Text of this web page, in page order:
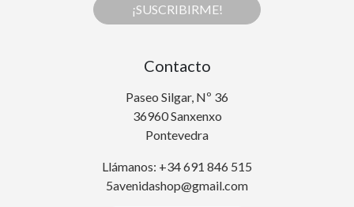
¡SUSCRIBIRME!
Contacto
Paseo Silgar, Nº 36
36960 Sanxenxo
Pontevedra
Llámanos: +34 691 846 515
5avenidashop@gmail.com